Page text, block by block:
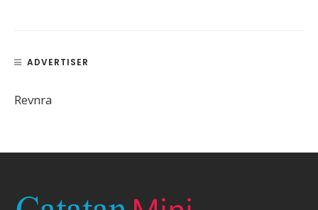
ADVERTISER
Revnra